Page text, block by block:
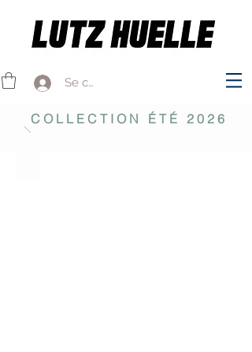
Se connecter
COLLECTION ÉTÉ 2026